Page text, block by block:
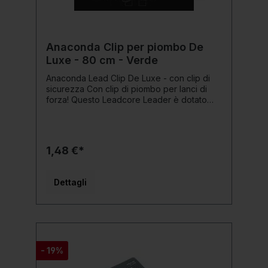
Anaconda Clip per piombo De
Luxe - 80 cm - Verde
Anaconda Lead Clip De Luxe - con clip di
sicurezza Con clip di piombo per lanci di
forza! Questo Leadcore Leader è dotato
circa 80 cm Capacità di carico: a vostra
1,48 €*
Dettagli
- 19%